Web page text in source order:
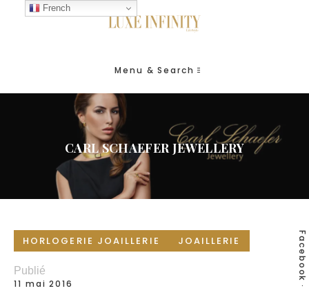
Menu & Search
CARL SCHAEFER JEWELLERY
Facebook
HORLOGERIE JOAILLERIE JOAILLERIE
Publié
11 mai 2016
French